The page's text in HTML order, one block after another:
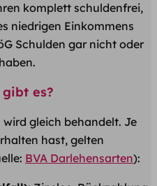
komplett schuldenfrei,
niedrigen Einkommens
Schulden gar nicht oder
es?
gleich behandelt. Je
hast, gelten
BVA Darlehensarten):